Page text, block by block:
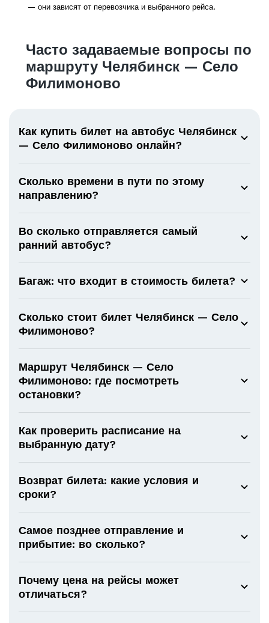
— они зависят от перевозчика и выбранного рейса.
Часто задаваемые вопросы по
маршруту Челябинск — Село
Филимоново
Как купить билет на автобус Челябинск
— Село Филимоново онлайн?
Сколько времени в пути по этому
направлению?
Во сколько отправляется самый
ранний автобус?
Багаж: что входит в стоимость билета?
Сколько стоит билет Челябинск — Село
Филимоново?
Маршрут Челябинск — Село
Филимоново: где посмотреть
остановки?
Как проверить расписание на
выбранную дату?
Возврат билета: какие условия и
сроки?
Самое позднее отправление и
прибытие: во сколько?
Почему цена на рейсы может
отличаться?